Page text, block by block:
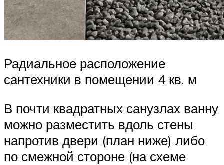
Радиальное расположение
сантехники в помещении 4 кв. м
В почти квадратных санузлах ванну
можно разместить вдоль стены
напротив двери (план ниже) либо
по смежной стороне (на схеме